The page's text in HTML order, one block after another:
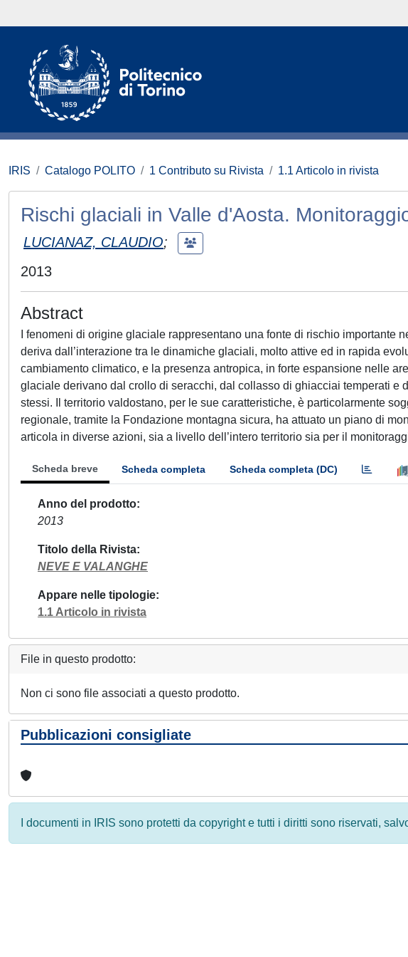
IRIS Catalogo POLITO 1 Contributo su Rivista 1.1 Articolo in rivista
Rischi glaciali in Valle d'Aosta.
LUCIANAZ, CLAUDIO;
2013
Abstract
I fenomeni di origine glaciale rappresentano una fonte di rischio importante
deriva dall’interazione tra le dinamiche glaciali, molto attive ed in rapida
cambiamento climatico, e la presenza antropica, in forte espansione nelle
glaciale derivano dal crollo di seracchi, dal collasso di ghiacciai temperati
stessi. Il territorio valdostano, per le sue caratteristiche, è particolarmente
regionale, tramite la Fondazione montagna sicura, ha attuato un piano di
articola in diverse azioni, sia a livello dell’intero territorio sia per il
Scheda breve Scheda completa Scheda completa (DC)
Anno del prodotto
2013
Titolo della Rivista
NEVE E VALANGHE
Appare nelle tipologie
1.1 Articolo in rivista
File in questo prodotto:
Non ci sono file associati a questo prodotto.
Pubblicazioni consigliate
I documenti in IRIS sono protetti da copyright e tutti i diritti sono riservati,